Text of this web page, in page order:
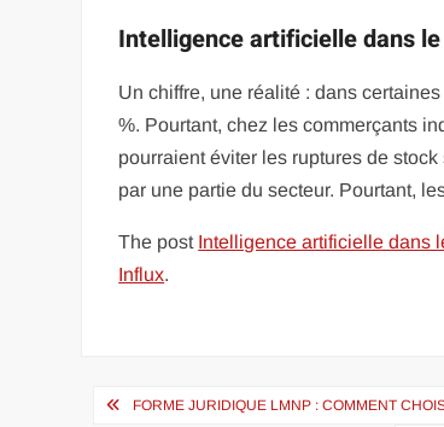
Intelligence artificielle dans
Un chiffre, une réalité : dans
%. Pourtant, chez les commerçants
pourraient éviter les ruptures de
par une partie du secteur. Pourtant,
The post Intelligence artificielle dans
Influx.
Navigation
FORME JURIDIQUE LMNP : COMMENT